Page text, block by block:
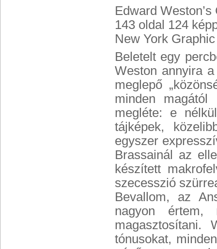
Edward
143 oldal 124
New York
Beletelt egy
Weston annyira
meglepő
minden
megléte: e
tájképek,
egyszer
Brassainál az
készített
szecesszió
Bevallom, az
nagyon értem,
tónusokat,